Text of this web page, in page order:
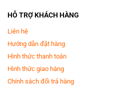
HỖ TRỢ KHÁCH HÀNG
Liên hệ
Hướng dẫn đặt hàng
Hình thức thanh toán
Hình thức giao hàng
Chính sách đổi trả hàng